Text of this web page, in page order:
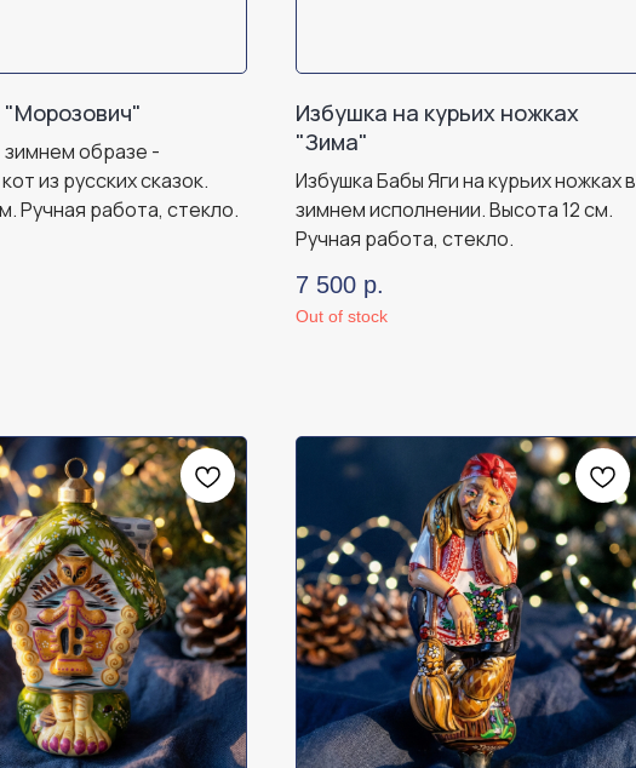
зимнем образе -
из русских сказок.
Ручная работа, стекло.
Избушка на курьих ножках
"Зима"
Избушка Бабы Яги на курьих ножках в
зимнем исполнении. Высота 12 см.
Ручная работа, стекло.
7 500 р.
Out of stock